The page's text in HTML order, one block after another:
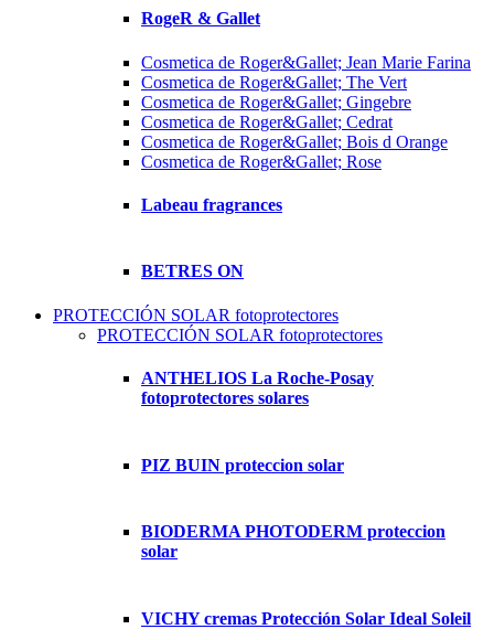
RogeR & Gallet
Cosmetica de Roger&Gallet; Jean Marie Farina
Cosmetica de Roger&Gallet; The Vert
Cosmetica de Roger&Gallet; Gingebre
Cosmetica de Roger&Gallet; Cedrat
Cosmetica de Roger&Gallet; Bois d Orange
Cosmetica de Roger&Gallet; Rose
Labeau fragrances
BETRES ON
PROTECCIÓN SOLAR fotoprotectores
PROTECCIÓN SOLAR fotoprotectores
ANTHELIOS La Roche-Posay
fotoprotectores solares
PIZ BUIN proteccion solar
BIODERMA PHOTODERM proteccion
solar
VICHY cremas Protección Solar Ideal Soleil